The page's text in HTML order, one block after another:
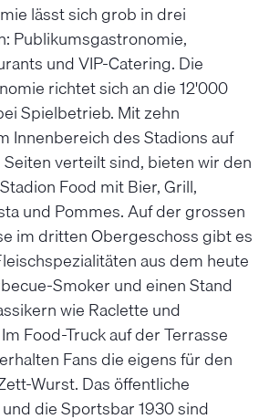
lässt sich grob in drei
Publikumsgastronomie,
und VIP-Catering. Die
richtet sich an die 12'000
Spielbetrieb. Mit zehn
Innenbereich des Stadions auf
verteilt sind, bieten wir den
Food mit Bier, Grill,
und Pommes. Auf der grossen
im dritten Obergeschoss gibt es
aus dem heute
Smoker und einen Stand
wie Raclette und
Food-Truck auf der Terrasse
Fans die eigens für den
Wurst. Das öffentliche
die Sportsbar 1930 sind